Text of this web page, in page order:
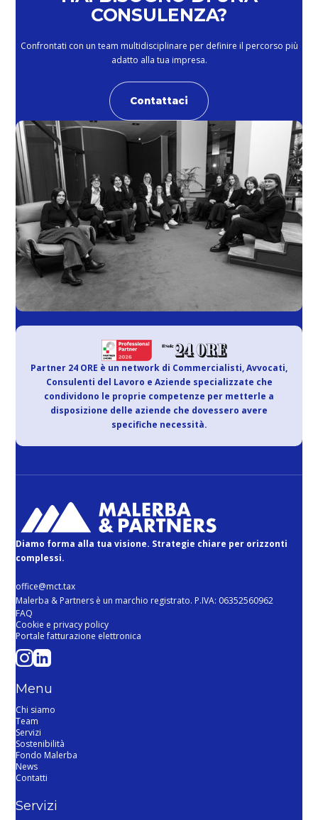
CONSULENZA?
Confrontati con un team multidisciplinare per definire il percorso più
adatto alla tua impresa.
Contattaci
Partner 24 ORE è un network di Commercialisti, Avvocati,
Consulenti del Lavoro e Aziende specializzate che
condividono le proprie competenze per metterle a
disposizione delle aziende che dovessero avere
specifiche necessità.
Diamo forma alla tua visione. Strategie chiare per orizzonti
complessi.
office@mct.tax
Malerba & Partners è un marchio registrato. P.IVA: 06352560962
FAQ
Cookie e privacy policy
Portale fatturazione elettronica
Menu
Chi siamo
Team
Servizi
Sostenibilità
Fondo Malerba
News
Contatti
Servizi